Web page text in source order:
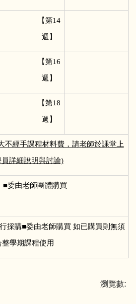
【第14
週】
【第16
週】
【第18
週】
不經手課程材料費，請老師於課堂上
詳細說明與討論)
委由老師團體購買
採購■委由老師購買 如已購買則無須
學期課程使用
瀏覽數: